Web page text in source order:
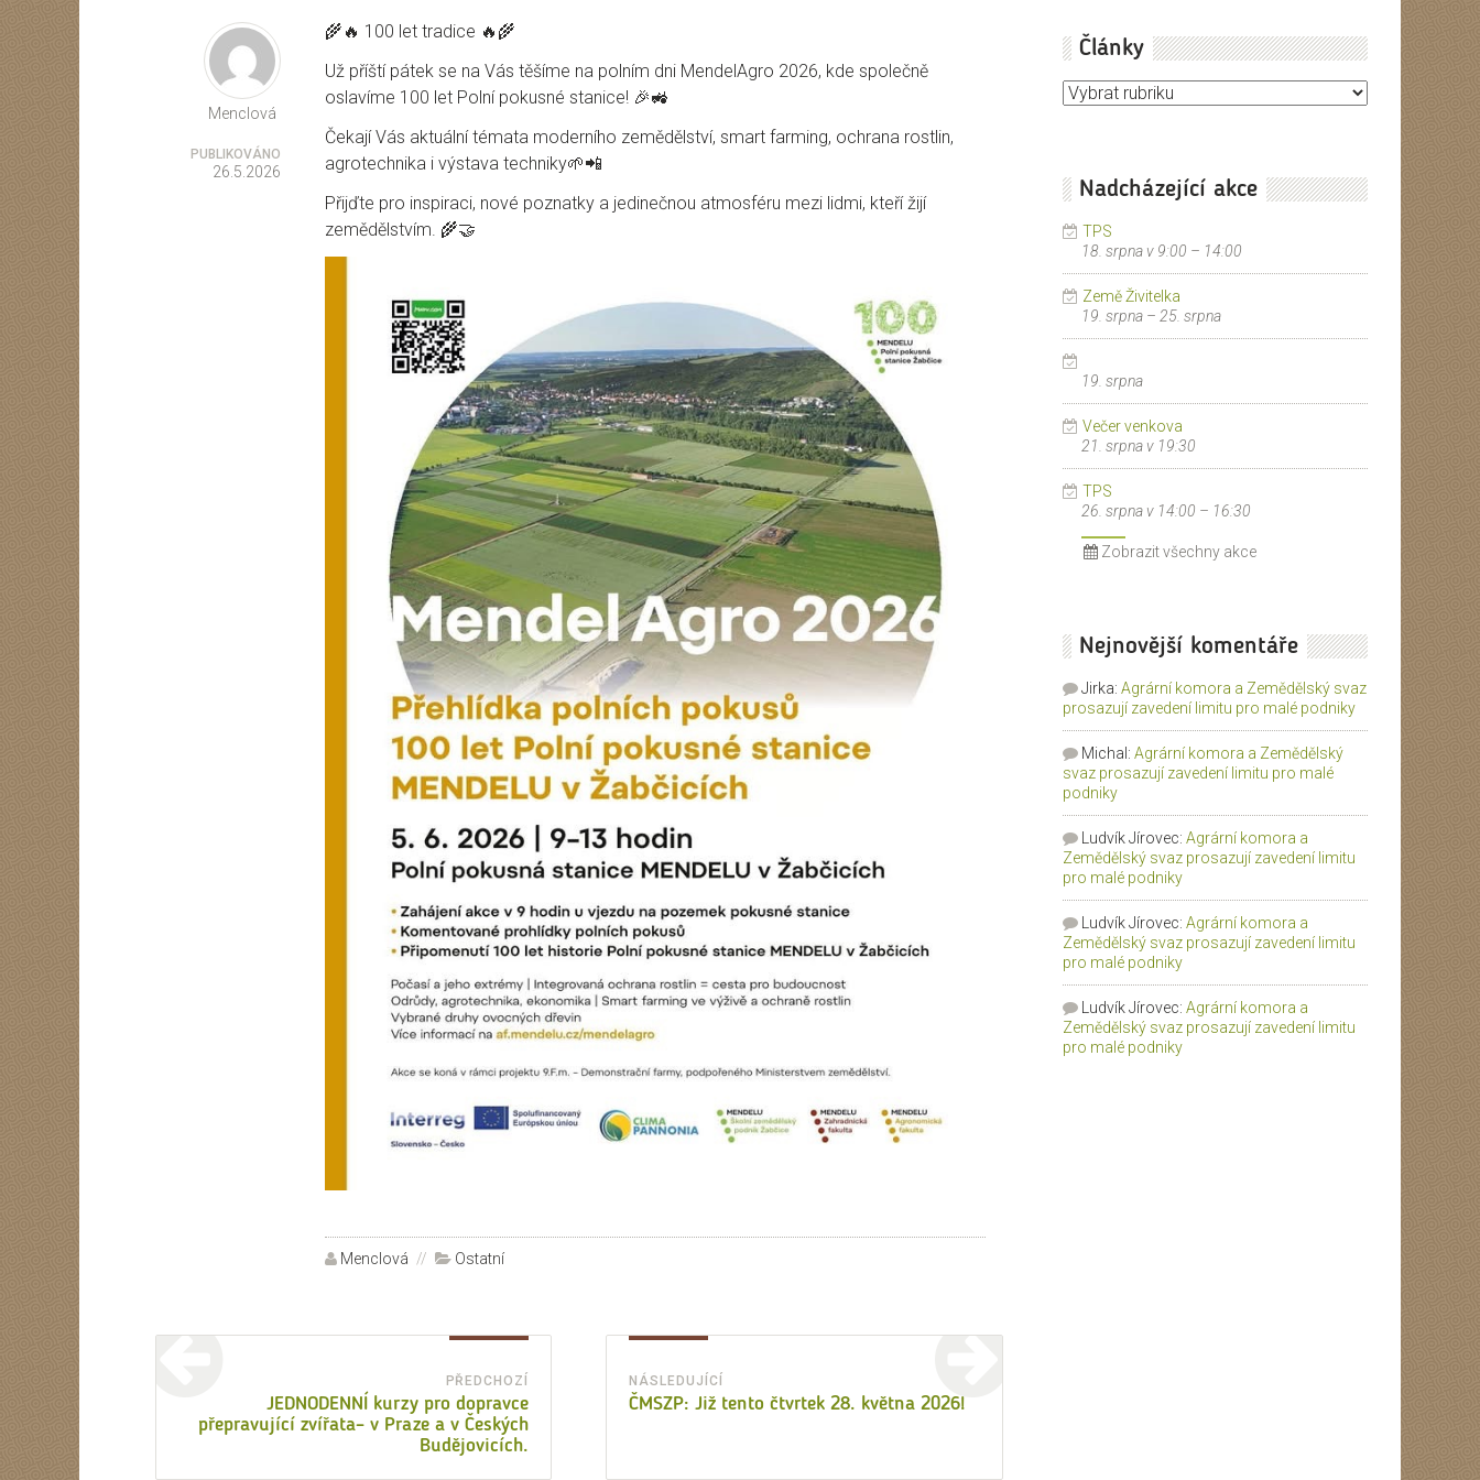
Autor
Menclová
PUBLIKOVÁNO
26.5.2026
🌾🔥 100 let tradice 🔥🌾
Už příští pátek se na Vás těšíme na polním dni MendelAgro 2026, kde společně
oslavíme 100 let Polní pokusné stanice! 🎉🚜
Čekají Vás aktuální témata moderního zemědělství, smart farming, ochrana rostlin,
agrotechnika i výstava techniky🌱📲
Přijďte pro inspiraci, nové poznatky a jedinečnou atmosféru mezi lidmi, kteří žijí
zemědělstvím. 🌾🤝
Autor:
Menclová Rubriky:
Ostatní
příspěvek
PŘEDCHOZÍ
JEDNODENNÍ kurzy pro dopravce
přepravující zvířata– v Praze a v Českých
Budějovicích.
NÁSLEDUJÍCÍ
Následující
ČMSZP: Již tento čtvrtek 28. května 2026!
Články
Články
Nadcházející akce
TPS
18. srpna v 9:00 – 14:00
Země Živitelka
19. srpna– 25. srpna
19. srpna
Večer venkova
21. srpna v 19:30
TPS
26. srpna v 14:00 – 16:30
Zobrazit všechny akce
Nejnovější komentáře
Jirka: Agrární komora a Zemědělský svaz
prosazují zavedení limitu pro malé podniky
Michal : Agrární komora a Zemědělský
svaz prosazují zavedení limitu pro malé
podniky
Ludvík Jírovec: Agrární komora a
Zemědělský svaz prosazují zavedení limitu
pro malé podniky
Ludvík Jírovec: Agrární komora a
Zemědělský svaz prosazují zavedení limitu
pro malé podniky
Ludvík Jírovec: Agrární komora a
Zemědělský svaz prosazují zavedení limitu
pro malé podniky